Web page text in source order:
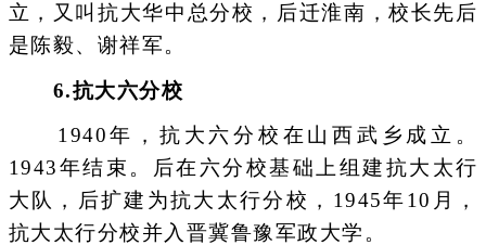
立，又叫抗大华中总分校，后迁淮南，校长先后
是陈毅、谢祥军。
6.抗大六分校
1940年，抗大六分校在山西武乡成立。
1943年结束。后在六分校基础上组建抗大太行
大队，后扩建为抗大太行分校，1945年10月，
抗大太行分校并入晋冀鲁豫军政大学。